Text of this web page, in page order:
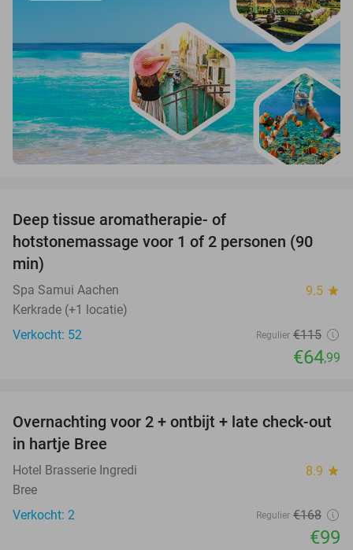
Deep tissue aromatherapie- of
hotstonemassage voor 1 of 2 personen (90
min)
Spa Samui Aachen 9.5 star
Kerkrade (+1 locatie)
Verkocht: 52
Regulier €115
€64,99
41%
TODAY
Overnachting voor 2 + ontbijt + late check-out
in hartje Bree
Hotel Brasserie Ingredi 8.9 star
Bree
Verkocht: 2
Regulier €168
€99